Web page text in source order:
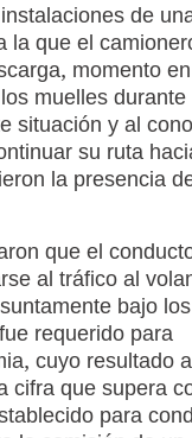
de
la que el
momento
muelles
situación y al
su ruta
la presencia
que el
al tráfico al
bajo los
requerido para
cuyo resultado
cifra que supera
para